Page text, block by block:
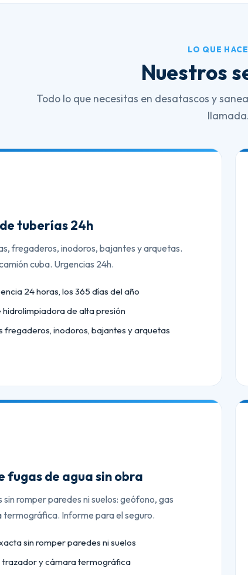
LO QUE
Nuestros
Todo lo que necesitas en desatascos y
llamada.
tuberías 24h
fregaderos, inodoros, bajantes y arquetas.
cuba. Urgencias 24h.
24 horas, los 365 días del año
hidrolimpiadora de alta presión
fregaderos, inodoros, bajantes y arquetas
fugas de agua sin obra
romper paredes ni suelos: geófono, gas
Informe para el seguro.
sin romper paredes ni suelos
trazador y cámara termográfica